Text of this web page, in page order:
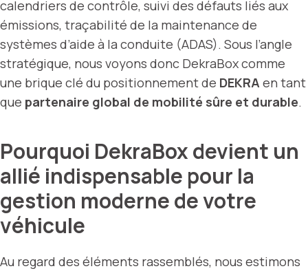
calendriers de contrôle, suivi des défauts liés aux
émissions, traçabilité de la maintenance de
systèmes d’aide à la conduite (ADAS). Sous l’angle
stratégique, nous voyons donc DekraBox comme
une brique clé du positionnement de DEKRA en tant
que partenaire global de mobilité sûre et durable.
Pourquoi DekraBox devient un
allié indispensable pour la
gestion moderne de votre
véhicule
Au regard des éléments rassemblés, nous estimons